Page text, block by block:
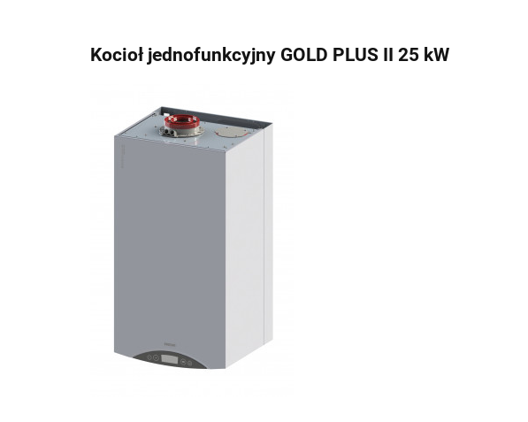
Kocioł jednofunkcyjny GOLD PLUS II 25 kW